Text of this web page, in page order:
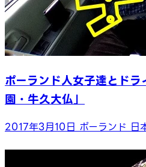
ポーランド人女子達とド
園・牛久大仏」
2017年3月10日 ポーランド 日